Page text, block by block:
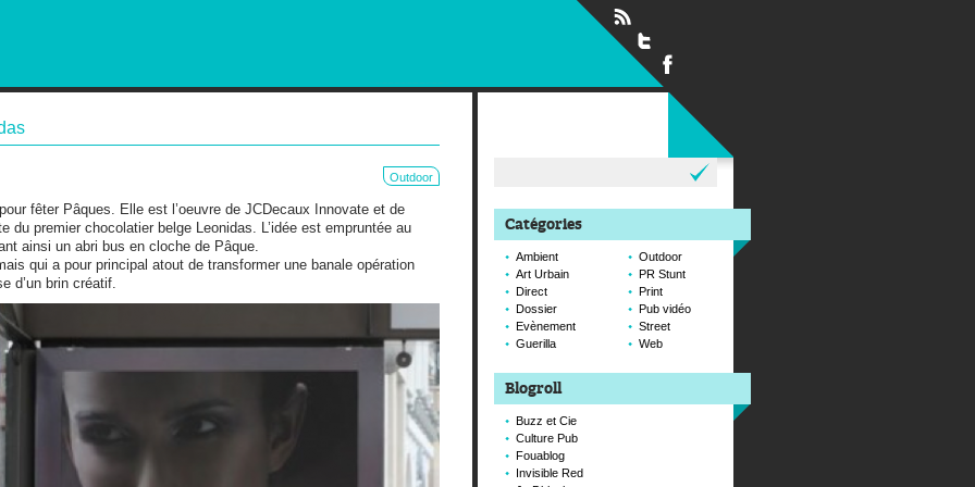
Outdoor
fêter Pâques. Elle est l’oeuvre de JCDecaux Innovate et de
du premier chocolatier belge Leonidas. L’idée est empruntée au
ainsi un abri bus en cloche de Pâque.
qui a pour principal atout de transformer une banale opération
d’un brin créatif.
Catégories
Ambient
Art Urbain
Direct
Dossier
Evènement
Guerilla
Outdoor
PR Stunt
Print
Pub vidéo
Street
Web
Blogroll
Buzz et Cie
Culture Pub
Fouablog
Invisible Red